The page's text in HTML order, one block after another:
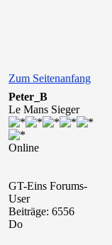
Zum Seitenanfang
Peter_B
Le Mans Sieger
Online
GT-Eins Forums-
User
Beiträge: 6556
Do